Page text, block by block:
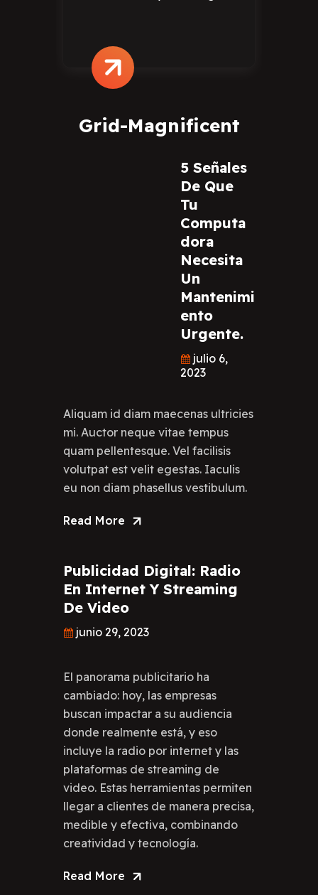
Grid-Magnificent
5 Señales
De Que
Tu
Computa
Dora
Necesita
Un
Mantenimi
Ento
Urgente.
julio 6,
2023
Aliquam id diam maecenas ultricies
mi. Auctor neque vitae tempus
quam pellentesque. Vel facilisis
volutpat est velit egestas. Iaculis
eu non diam phasellus vestibulum.
Read More
Publicidad Digital: Radio
En Internet Y Streaming
De Video
junio 29, 2023
El panorama publicitario ha
cambiado: hoy, las empresas
buscan impactar a su audiencia
donde realmente está, y eso
incluye la radio por internet y las
plataformas de streaming de
video. Estas herramientas permiten
llegar a clientes de manera precisa,
medible y efectiva, combinando
creatividad y tecnología.
Read More